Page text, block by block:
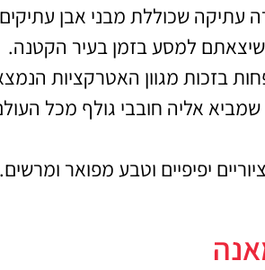
אטרקציות
וסיורים
עתיקה שכוללת מבני אבן
שיצאתם למסע בזמן בעיר הקטנה.
בזכות מגוון האטרקציות
אליה חובבי גולף מכל
יפיפיים וטבע מפואר ומרשים.